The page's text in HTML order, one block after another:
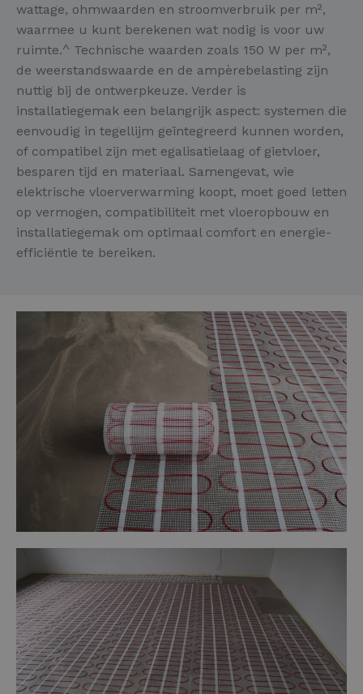
wattage, ohmwaarden en stroomverbruik per m²,
waarmee u kunt berekenen wat nodig is voor uw
ruimte.^ Technische waarden zoals 150 W per m²,
de weerstandswaarde en de ampèrebelasting zijn
nuttig bij de ontwerpkeuze. Verder is
installatiegemak een belangrijk aspect: systemen die
eenvoudig in tegellijm geïntegreerd kunnen worden,
of compatibel zijn met egalisatielaag of gietvloer,
besparen tijd en materiaal. Samengevat, wie
elektrische vloerverwarming koopt, moet goed letten
op vermogen, compatibiliteit met vloeropbouw en
installatiegemak om optimaal comfort en energie-
efficiëntie te bereiken.